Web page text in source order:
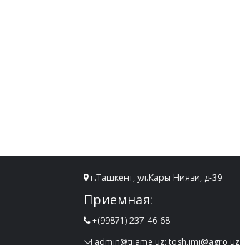
г.Ташкент, ул.Кары Ниязи, д-39
Приемная:
+(99871) 237-46-68
admin@tiiame.uz; tosh.imi@agro.uz